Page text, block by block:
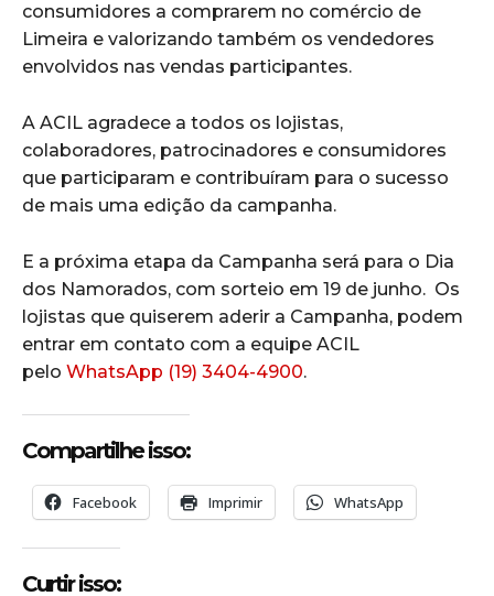
consumidores a comprarem no comércio de
Limeira e valorizando também os vendedores
envolvidos nas vendas participantes.
A ACIL agradece a todos os lojistas,
colaboradores, patrocinadores e consumidores
que participaram e contribuíram para o sucesso
de mais uma edição da campanha.
E a próxima etapa da Campanha será para o Dia
dos Namorados, com sorteio em 19 de junho. Os
lojistas que quiserem aderir a Campanha, podem
entrar em contato com a equipe ACIL
pelo WhatsApp (19) 3404-4900.
Compartilhe isso:
Facebook Imprimir WhatsApp
Curtir isso: